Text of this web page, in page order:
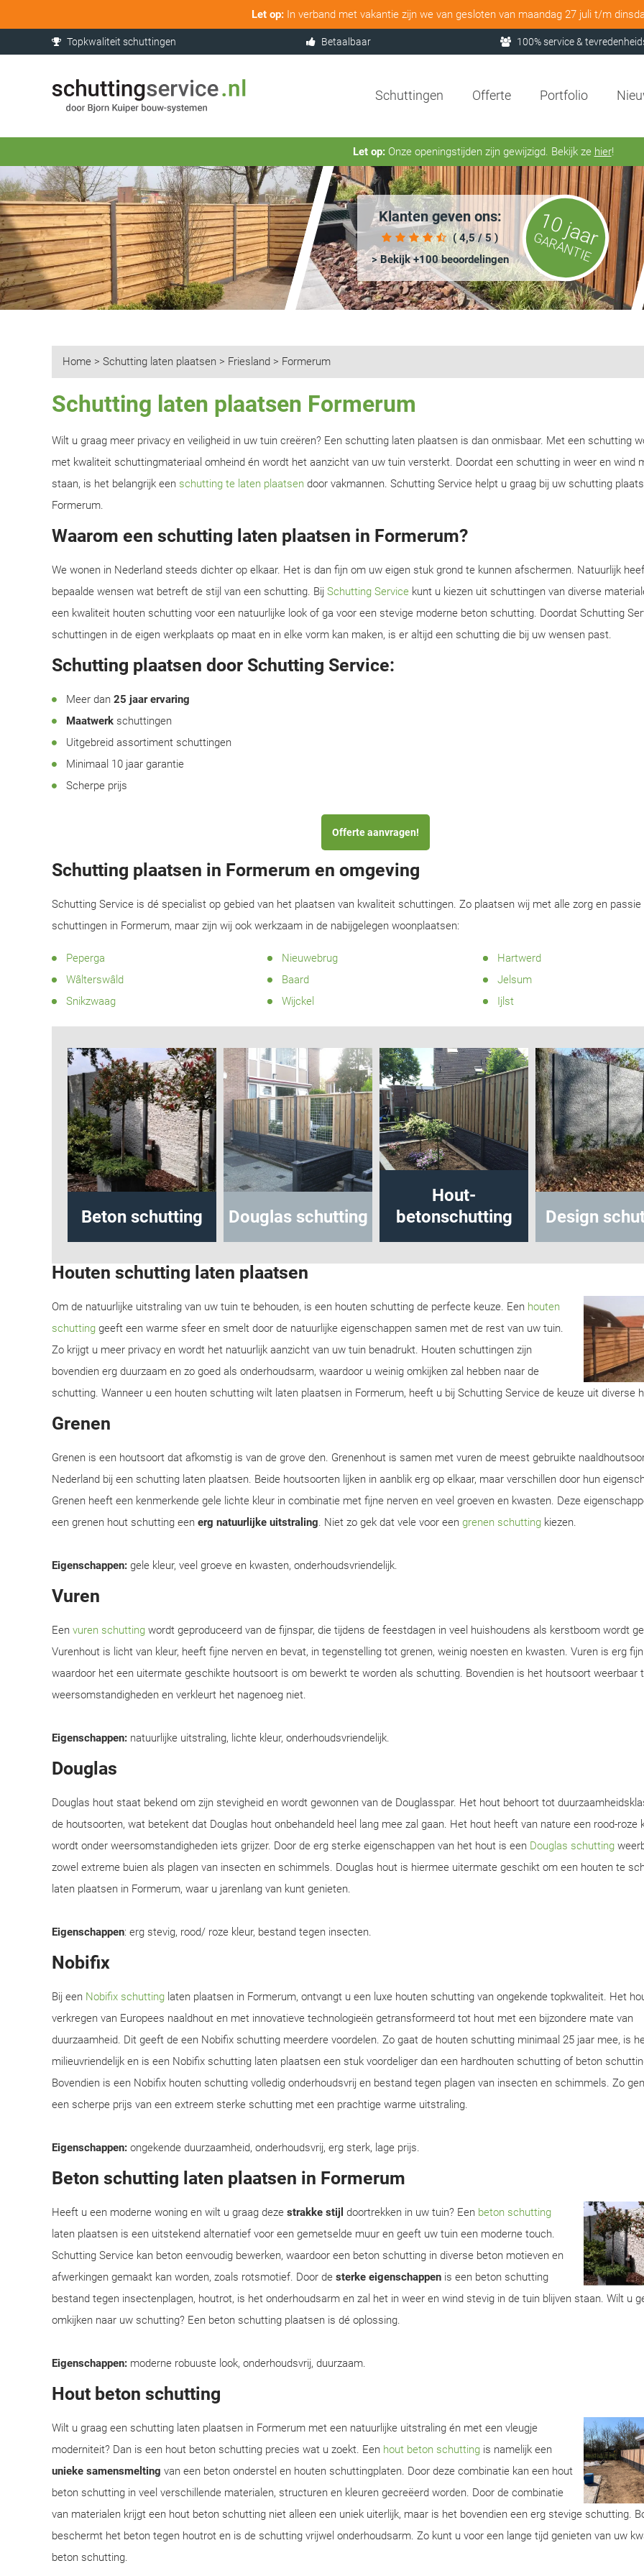
Let op:In verband met vakantie zijn we van gesloten van maandag 27 juli t/m
Topkwaliteit schuttingen Betaalbaar 100% service &
Schuttingen Offerte Portfolio
Let op:Onze openingstijden zijn gewijzigd. Bekijk ze hier!
Klanten geven ons:
( 4,5 / 5 )
> Bekijk +100 beoordelingen
10 jaar
GARANTIE
Home > Schutting laten plaatsen > Friesland > Formerum
Schutting laten plaatsen Formerum
Wilt u graag meer privacy en veiligheid in uw tuin creëren? Een schutting laten plaatsen is dan onmisbaar. Met een schutting
met kwaliteit schuttingmateriaal omheind én wordt het aanzicht van uw tuin versterkt. Doordat een schutting in weer en wind
staan, is het belangrijk een schutting te laten plaatsen door vakmannen. Schutting Service helpt u graag bij uw schutting
Formerum.
Waarom een schutting laten plaatsen in Formerum?
We wonen in Nederland steeds dichter op elkaar. Het is dan fijn om uw eigen stuk grond te kunnen afschermen. Natuurlijk
bepaalde wensen wat betreft de stijl van een schutting. Bij Schutting Service kunt u kiezen uit schuttingen van diverse
een kwaliteit houten schutting voor een natuurlijke look of ga voor een stevige moderne beton schutting. Doordat Schutting
schuttingen in de eigen werkplaats op maat en in elke vorm kan maken, is er altijd een schutting die bij uw wensen past.
Schutting plaatsen door Schutting Service:
Meer dan 25 jaar ervaring
Maatwerk schuttingen
Uitgebreid assortiment schuttingen
Minimaal 10 jaar garantie
Scherpe prijs
Offerte aanvragen!
Schutting plaatsen in Formerum en omgeving
Schutting Service is dé specialist op gebied van het plaatsen van kwaliteit schuttingen. Zo plaatsen wij met alle zorg en passie
schuttingen in Formerum, maar zijn wij ook werkzaam in de nabijgelegen woonplaatsen:
Peperga Nieuwebrug
Hartwerd
Wâlterswâld
Baard
Jelsum
Snikzwaag
Wijckel Ijlst
Beton schutting Douglas schutting
Hout-
betonschutting
Design
Houten schutting laten plaatsen
Om de natuurlijke uitstraling van uw tuin te behouden, is een houten schutting de perfecte keuze. Een houten
schutting geeft een warme sfeer en smelt door de natuurlijke eigenschappen samen met de rest van uw tuin.
Zo krijgt u meer privacy en wordt het natuurlijk aanzicht van uw tuin benadrukt. Houten schuttingen zijn
bovendien erg duurzaam en zo goed als onderhoudsarm, waardoor u weinig omkijken zal hebben naar de
schutting. Wanneer u een houten schutting wilt laten plaatsen in Formerum, heeft u bij Schutting Service de keuze uit diverse
Grenen
Grenen is een houtsoort dat afkomstig is van de grove den. Grenenhout is samen met vuren de meest gebruikte
Nederland bij een schutting laten plaatsen. Beide houtsoorten lijken in aanblik erg op elkaar, maar verschillen door hun
Grenen heeft een kenmerkende gele lichte kleur in combinatie met fijne nerven en veel groeven en kwasten. Deze
een grenen hout schutting een erg natuurlijke uitstraling. Niet zo gek dat vele voor een grenen schutting kiezen.
Eigenschappen: gele kleur, veel groeve en kwasten, onderhoudsvriendelijk.
Vuren
Een vuren schutting wordt geproduceerd van de fijnspar, die tijdens de feestdagen in veel huishoudens als kerstboom wordt
Vurenhout is licht van kleur, heeft fijne nerven en bevat, in tegenstelling tot grenen, weinig noesten en kwasten. Vuren is erg
waardoor het een uitermate geschikte houtsoort is om bewerkt te worden als schutting. Bovendien is het houtsoort weerbaar
weersomstandigheden en verkleurt het nagenoeg niet.
Eigenschappen: natuurlijke uitstraling, lichte kleur, onderhoudsvriendelijk.
Douglas
Douglas hout staat bekend om zijn stevigheid en wordt gewonnen van de Douglasspar. Het hout behoort tot
de houtsoorten, wat betekent dat Douglas hout onbehandeld heel lang mee zal gaan. Het hout heeft van nature een rood-roze
wordt onder weersomstandigheden iets grijzer. Door de erg sterke eigenschappen van het hout is een Douglas schutting
zowel extreme buien als plagen van insecten en schimmels. Douglas hout is hiermee uitermate geschikt om een houten te
laten plaatsen in Formerum, waar u jarenlang van kunt genieten.
Eigenschappen: erg stevig, rood/ roze kleur, bestand tegen insecten.
Nobifix
Bij een Nobifix schutting laten plaatsen in Formerum, ontvangt u een luxe houten schutting van ongekende topkwaliteit. Het
verkregen van Europees naaldhout en met innovatieve technologieën getransformeerd tot hout met een bijzondere mate van
duurzaamheid. Dit geeft de een Nobifix schutting meerdere voordelen. Zo gaat de houten schutting minimaal 25 jaar mee, is
milieuvriendelijk en is een Nobifix schutting laten plaatsen een stuk voordeliger dan een hardhouten schutting of beton
Bovendien is een Nobifix houten schutting volledig onderhoudsvrij en bestand tegen plagen van insecten en schimmels. Zo
een scherpe prijs van een extreem sterke schutting met een prachtige warme uitstraling.
Eigenschappen: ongekende duurzaamheid, onderhoudsvrij, erg sterk, lage prijs.
Beton schutting laten plaatsen in Formerum
Heeft u een moderne woning en wilt u graag deze strakke stijl doortrekken in uw tuin? Een beton schutting
laten plaatsen is een uitstekend alternatief voor een gemetselde muur en geeft uw tuin een moderne touch.
Schutting Service kan beton eenvoudig bewerken, waardoor een beton schutting in diverse beton motieven en
afwerkingen gemaakt kan worden, zoals rotsmotief. Door de sterke eigenschappen is een beton schutting
bestand tegen insectenplagen, houtrot, is het onderhoudsarm en zal het in weer en wind stevig in de tuin blijven staan. Wilt u
omkijken naar uw schutting? Een beton schutting plaatsen is dé oplossing.
Eigenschappen: moderne robuuste look, onderhoudsvrij, duurzaam.
Hout beton schutting
Wilt u graag een schutting laten plaatsen in Formerum met een natuurlijke uitstraling én met een vleugje
moderniteit? Dan is een hout beton schutting precies wat u zoekt. Een hout beton schutting is namelijk een
unieke samensmelting van een beton onderstel en houten schuttingplaten. Door deze combinatie kan een hout
beton schutting in veel verschillende materialen, structuren en kleuren gecreëerd worden. Door de combinatie
van materialen krijgt een hout beton schutting niet alleen een uniek uiterlijk, maar is het bovendien een erg stevige schutting.
beschermt het beton tegen houtrot en is de schutting vrijwel onderhoudsarm. Zo kunt u voor een lange tijd genieten van uw
beton schutting.